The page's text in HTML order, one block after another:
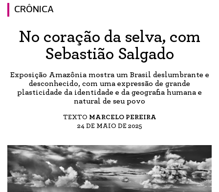
CRÔNICA
No coração da selva, com
Sebastião Salgado
Exposição Amazônia mostra um Brasil deslumbrante e
desconhecido, com uma expressão de grande
plasticidade da identidade e da geografia humana e
natural de seu povo
TEXTO MARCELO PEREIRA
24 DE MAIO DE 2025